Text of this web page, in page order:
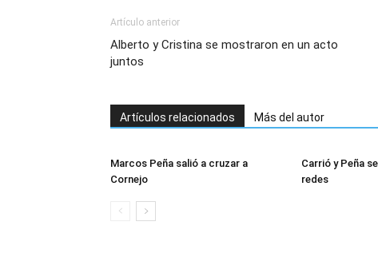
Artículo anterior
Alberto y Cristina se mostraron en un acto
juntos
Artículos relacionados Más del autor
Marcos Peña salió a cruzar a
Cornejo
Carrió y Peña
redes